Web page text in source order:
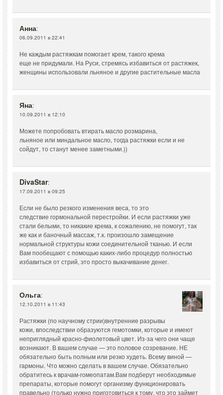
Анна:
06.09.2011 в 22:41
Не каждым растяжкам помогает крем, такого крема
еще не придумали. На Руси, стремясь избавиться от растяжек,
женщины использовали льняное и другие растительные масла
Яна:
10.09.2011 в 12:10
Можете попробовать втирать масло розмарина,
льняное или миндальное масло, тогда растяжки если и не
сойдут, то станут менее заметными.))
DivaStar:
17.09.2011 в 09:25
Если не было резкого изменения веса, то это
следствие гормональной перестройки. И если растяжки уже
стали белыми, то никакие крема, к сожалению, не помогут, так
же как и баночный массаж, т.к. произошло замещение
нормальной структуры кожи соединительной тканью. И если
Вам пообещают с помощью каких-либо процедур полностью
избавиться от стрий, это просто выкачивание денег.
Ольга:
12.10.2011 в 11:43
Растяжки (по научному стрии)внутренние разрывы
кожи, впоследствии образуются гемотомки, которые и имеют
неприглядный красно-фиолетовый цвет. Из-за чего они чаще
возникают. В вашем случае — это половое созревание. НЕ
обязательно быть полным или резко худеть. Всему виной —
гармоны. Что можно сделать в вашем случае. Обязательно
обратитесь к врачам-гомеопатам.Вам подберут необходимые
препараты, которые помогут организму функционировать
правельно (только нужно приготовиться к тому, что это займет